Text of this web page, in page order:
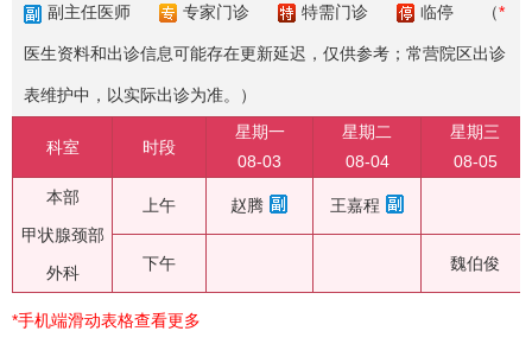
副主任医师 专家门诊 特需门诊 临停 （*
医生资料和出诊信息可能存在更新延迟，仅供参考；常营院区出诊
表维护中，以实际出诊为准。）
科室 时段
星期一
08-03
星期二
08-04
星期三
08-05
本部
甲状腺颈部
外科
上午 赵腾 王嘉程
下午 魏伯俊
*手机端滑动表格查看更多